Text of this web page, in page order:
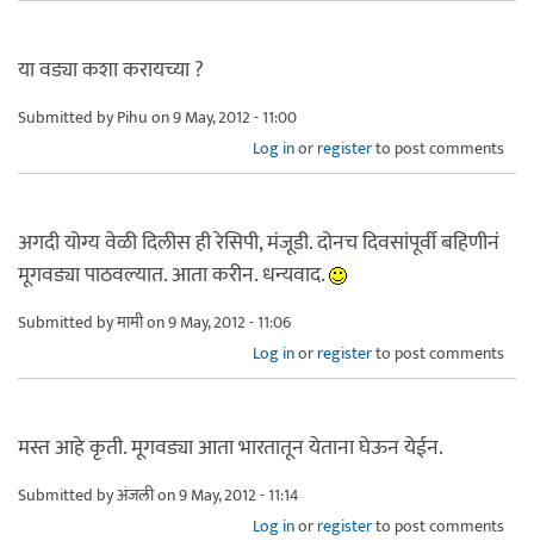
या वड्या कशा करायच्या ?
Submitted byPihuon 9 May, 2012 - 11:00
Log inorregisterto post comments
अगदी योग्य वेळी दिलीस ही रेसिपी, मंजूडी. दोनच दिवसांपूर्वी बहिणीनं
मूगवड्या पाठवल्यात. आता करीन. धन्यवाद.
Submitted byमामीon 9 May, 2012 - 11:06
Log inorregisterto post comments
मस्त आहे कृती. मूगवड्या आता भारतातून येताना घेऊन येईन.
Submitted byअंजलीon 9 May, 2012 - 11:14
Log inorregisterto post comments